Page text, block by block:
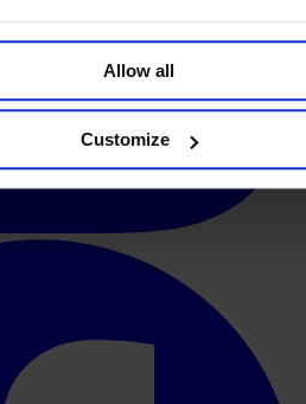
Allow all
Customize